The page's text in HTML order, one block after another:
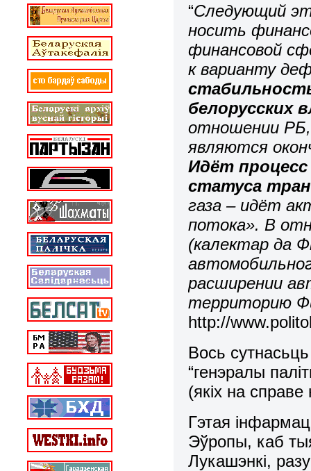
“Следующий
носить
финансовой
к варианту
белорусских
отношении РБ,
являются
Идёт
статуса
газа – идёт
потока». В
(калектар да
расширении
территорию
http://
Вось сутнасьць
“генэралы
(якіх на справе
Гэтая
Эўропы, каб
Лукашэнкі,